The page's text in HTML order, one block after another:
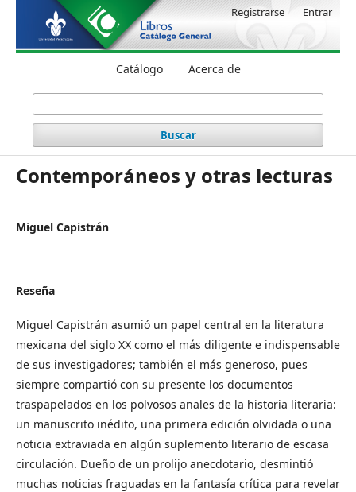
Catálogo Acerca de
Buscar
Registrarse Entrar
Contemporáneos y otras lecturas
Miguel Capistrán
Reseña
Miguel Capistrán asumió un papel central en la literatura
mexicana del siglo XX como el más diligente e indispensable
de sus investigadores; también el más generoso, pues
siempre compartió con su presente los documentos
traspapelados en los polvosos anales de la historia literaria:
un manuscrito inédito, una primera edición olvidada o una
noticia extraviada en algún suplemento literario de escasa
circulación. Dueño de un prolijo anecdotario, desmintió
muchas noticias fraguadas en la fantasía crítica para revelar